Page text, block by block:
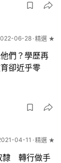
06-28 精選 ★
們？學歷再
卻近乎零
04-11 精選 ★
隸 轉行做手